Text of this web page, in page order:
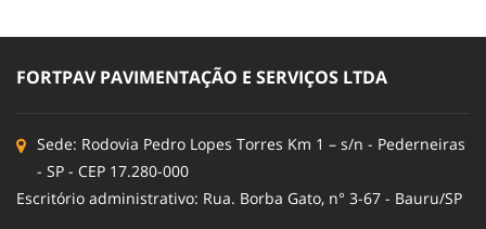
FORTPAV PAVIMENTAÇÃO E SERVIÇOS LTDA
Sede: Rodovia Pedro Lopes Torres Km 1 – s/n - Pederneiras
- SP - CEP 17.280-000
Escritório administrativo: Rua. Borba Gato, n° 3-67 - Bauru/SP